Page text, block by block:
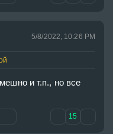
5/8/2022, 10:26 PM
и т.п., но все
15